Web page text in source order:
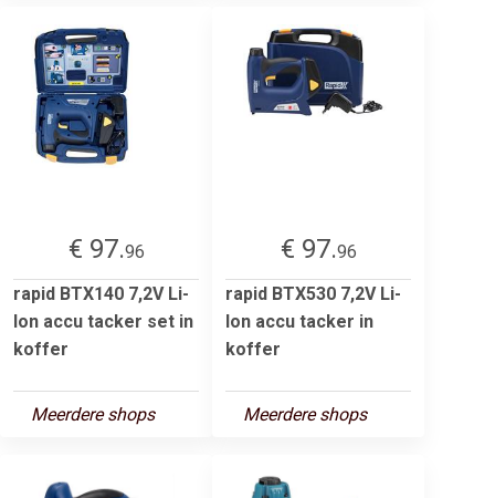
€ 97.96
rapid BTX140 7,2V Li-
Ion accu tacker set in
koffer
Meerdere shops
€ 97.96
rapid BTX530 7,2V Li-
Ion accu tacker in
koffer
Meerdere shops